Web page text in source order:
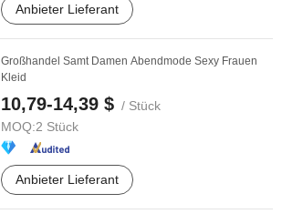
Anbieter Lieferant
Großhandel Samt Damen Abendmode Sexy Frauen
Kleid
10,79-14,39 $ / Stück
MOQ:2 Stück
Anbieter Lieferant